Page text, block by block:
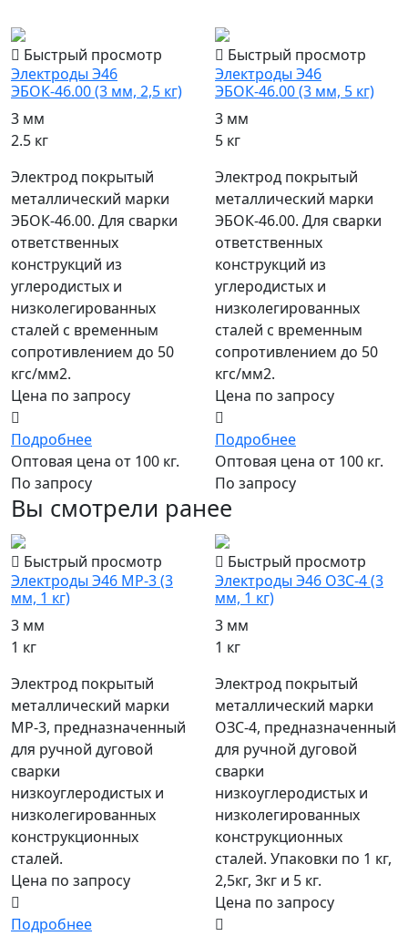
Быстрый просмотр
Электроды Э46
ЭБОК-46.00 (3 мм, 2,5 кг)
3 мм
2.5 кг
Электрод покрытый
металлический марки
ЭБОК-46.00. Для сварки
ответственных
конструкций из
углеродистых и
низколегированных
сталей с временным
сопротивлением до 50
кгс/мм2.
Цена по запросу
Подробнее
Оптовая цена от 100 кг.
По запросу
Быстрый просмотр
Электроды Э46
ЭБОК-46.00 (3 мм, 5 кг)
3 мм
5 кг
Электрод покрытый
металлический марки
ЭБОК-46.00. Для сварки
ответственных
конструкций из
углеродистых и
низколегированных
сталей с временным
сопротивлением до 50
кгс/мм2.
Цена по запросу
Подробнее
Оптовая цена от 100 кг.
По запросу
Вы смотрели ранее
Быстрый просмотр
Электроды Э46 МР-3 (3
мм, 1 кг)
3 мм
1 кг
Электрод покрытый
металлический марки
МР-3, предназначенный
для ручной дуговой
сварки
низкоуглеродистых и
низколегированных
конструкционных
сталей.
Цена по запросу
Подробнее
Быстрый просмотр
Электроды Э46 ОЗС-4 (3
мм, 1 кг)
3 мм
1 кг
Электрод покрытый
металлический марки
ОЗС-4, предназначенный
для ручной дуговой
сварки
низкоуглеродистых и
низколегированных
конструкционных
сталей. Упаковки по 1 кг,
2,5кг, 3кг и 5 кг.
Цена по запросу